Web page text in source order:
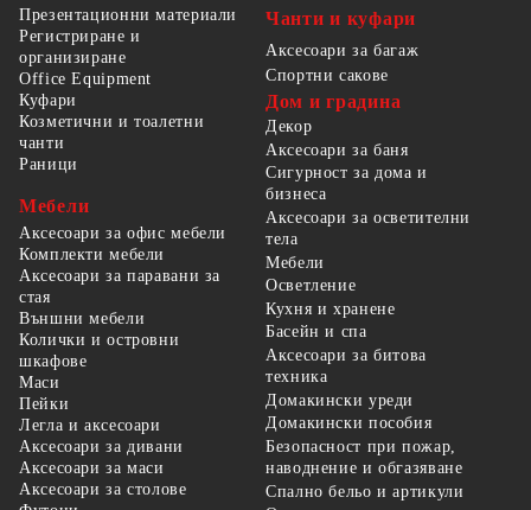
Презентационни материали
Регистриране и
организиране
Office Equipment
Чанти и куфари
Аксесоари за багаж
Спортни сакове
Куфари
Козметични и тоалетни
чанти
Раници
Мебели
Аксесоари за офис мебели
Комплекти мебели
Аксесоари за паравани за
стая
Външни мебели
Колички и островни
шкафове
Маси
Пейки
Легла и аксесоари
Аксесоари за дивани
Аксесоари за маси
Аксесоари за столове
Дом и градина
Декор
Аксесоари за баня
Сигурност за дома и
бизнеса
Аксесоари за осветителни
тела
Мебели
Осветление
Кухня и хранене
Басейн и спа
Аксесоари за битова
техника
Домакински уреди
Домакински пособия
Безопасност при пожар,
наводнение и обгазяване
Спално бельо и артикули